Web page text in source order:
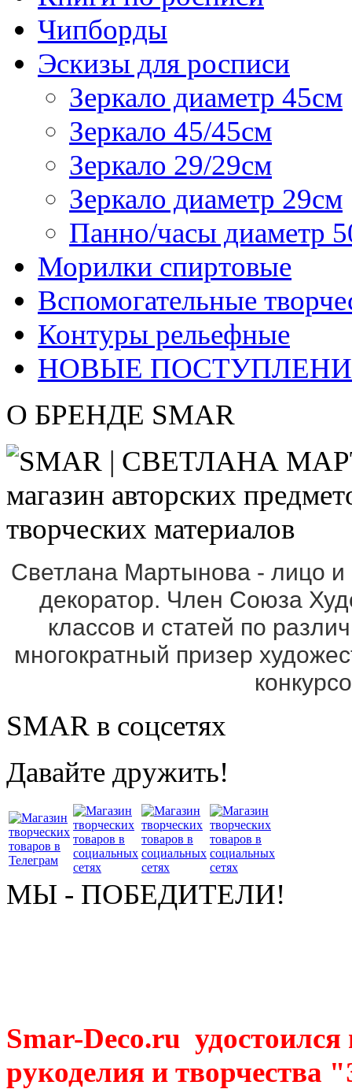
Чипборды
Эскизы для росписи
Зеркало диаметр 45см
Зеркало 45/45см
Зеркало 29/29см
Зеркало диаметр 29см
Панно/часы диаметр
Морилки спиртовые
Вспомогательные
Контуры рельефные
НОВЫЕ
О БРЕНДЕ SMAR
Светлана Мартынова - лицо
декоратор. Член Союза
классов и статей по
многократный призер
SMAR в соцсетях
Давайте дружить!
МЫ - ПОБЕДИТЕЛИ!
Smar-Deco.ru
рукоделия и творчества